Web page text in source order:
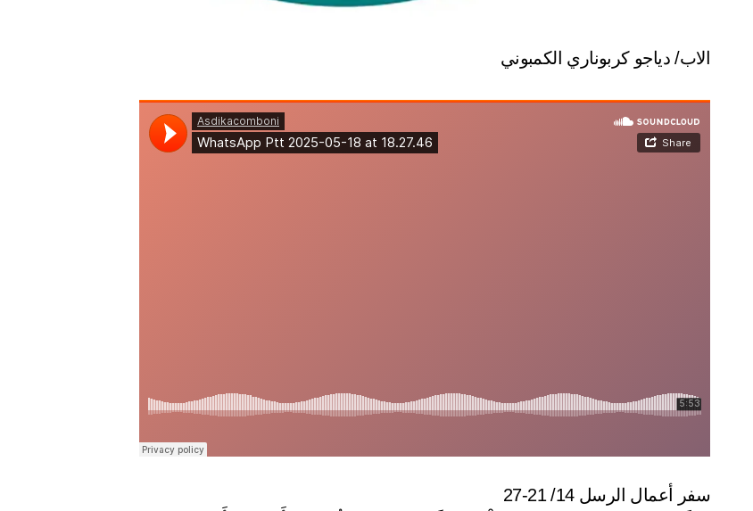
الاب/ دياجو كربوناري الكمبوني
سفر أعمال الرسل 14/ 21-27